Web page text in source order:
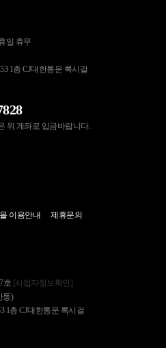
일 휴무
1층 CJ대한통운 록시걸
위 계좌로 입금바랍니다.
이용안내 제휴문의
호 [사업자정보확인]
동)
1층 CJ대한통운 록시걸